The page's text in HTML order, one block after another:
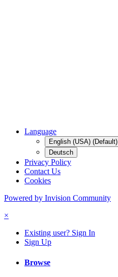
Language
English (USA) (Default)
Deutsch
Privacy Policy
Contact Us
Cookies
Powered by Invision Community
×
Existing user? Sign In
Sign Up
Browse